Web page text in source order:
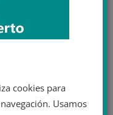
cookies para
Usamos